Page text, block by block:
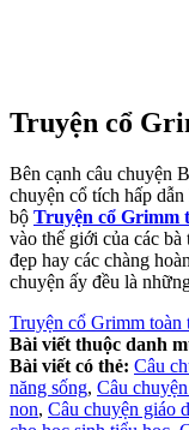
Truyện cổ
Bên cạnh câu chuyện
chuyện cổ tích hấp
bộ Truyện cổ Grimm
vào thế giới của các
đẹp hay các chàng
chuyện ấy đều là
Truyện cổ Grimm toàn
Bài viết thuộc danh
Bài viết có thẻ: Câu
năng sống, Câu
non, Câu chuyện giáo